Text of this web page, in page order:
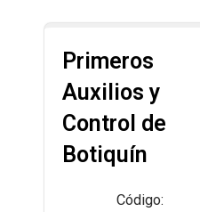
Primeros
Auxilios y
Control de
Botiquín
Código: